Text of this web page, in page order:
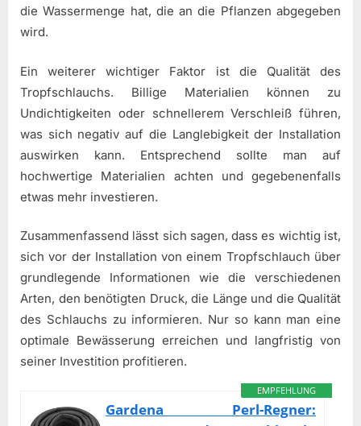
die Wassermenge hat, die an die Pflanzen abgegeben
wird.
Ein weiterer wichtiger Faktor ist die Qualität des
Tropfschlauchs. Billige Materialien können zu
Undichtigkeiten oder schnellerem Verschleiß führen,
was sich negativ auf die Langlebigkeit der Installation
auswirken kann. Entsprechend sollte man auf
hochwertige Materialien achten und gegebenenfalls
etwas mehr investieren.
Zusammenfassend lässt sich sagen, dass es wichtig ist,
sich vor der Installation von einem Tropfschlauch über
grundlegende Informationen wie die verschiedenen
Arten, den benötigten Druck, die Länge und die Qualität
des Schlauchs zu informieren. Nur so kann man eine
optimale Bewässerung erreichen und langfristig von
seiner Investition profitieren.
EMPFEHLUNG
Gardena Perl-Regner: